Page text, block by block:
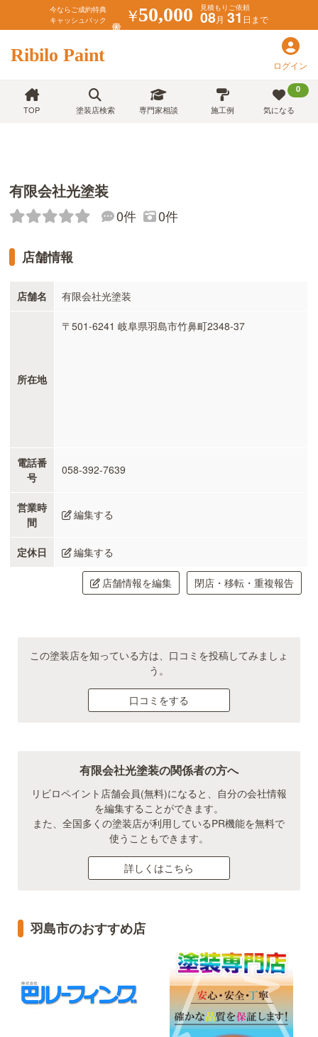
今ならご成約特典
キャッシュバック
￥50,000 見積もりご依頼
08月 31日まで
Ribilo Paint ログイン
TOP 塗装店検索 専門家相談 施工例
0
気になる
有限会社光塗装
0件 0件
店舗情報
店舗名 有限会社光塗装
所在地
〒501-6241 岐阜県羽島市竹鼻町2348-37
電話番
号
058-392-7639
営業時
間
編集する
定休日 編集する
店舗情報を編集 閉店・移転・重複報告
この塗装店を知っている方は、口コミを投稿してみましょ
う。
口コミをする
有限会社光塗装の関係者の方へ
リビロペイント店舗会員(無料)になると、自分の会社情報
を編集することができます。
また、全国多くの塗装店が利用しているPR機能を無料で
使うこともできます。
詳しくはこちら
羽島市のおすすめ店